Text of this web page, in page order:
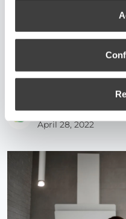
Aerotermia que
la eficiencia
superadmin
April 28, 2022